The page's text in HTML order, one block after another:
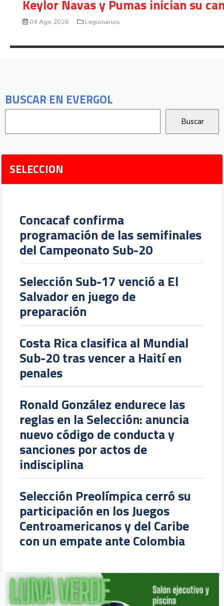
BUSCAR EN EVERGOL
SELECCION
Concacaf confirma
programación de las semifinales
del Campeonato Sub-20
Selección Sub-17 venció a El
Salvador en juego de
preparación
Costa Rica clasifica al Mundial
Sub-20 tras vencer a Haití en
penales
Ronald González endurece las
reglas en la Selección: anuncia
nuevo código de conducta y
sanciones por actos de
indisciplina
Selección Preolímpica cerró su
participación en los Juegos
Centroamericanos y del Caribe
con un empate ante Colombia
Keylor Navas y Pumas inician su
04 Ago 2026 Legionarios